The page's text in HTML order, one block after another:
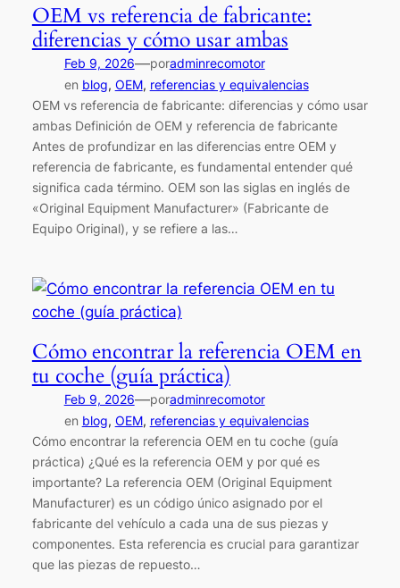
OEM vs referencia de fabricante:
diferencias y cómo usar ambas
Feb 9, 2026—poradminrecomotor
en blog, OEM, referencias y equivalencias
OEM vs referencia de fabricante: diferencias y cómo usar
ambas Definición de OEM y referencia de fabricante
Antes de profundizar en las diferencias entre OEM y
referencia de fabricante, es fundamental entender qué
significa cada término. OEM son las siglas en inglés de
«Original Equipment Manufacturer» (Fabricante de
Equipo Original), y se refiere a las…
Cómo encontrar la referencia OEM en
tu coche (guía práctica)
Feb 9, 2026—poradminrecomotor
en blog, OEM, referencias y equivalencias
Cómo encontrar la referencia OEM en tu coche (guía
práctica) ¿Qué es la referencia OEM y por qué es
importante? La referencia OEM (Original Equipment
Manufacturer) es un código único asignado por el
fabricante del vehículo a cada una de sus piezas y
componentes. Esta referencia es crucial para garantizar
que las piezas de repuesto…